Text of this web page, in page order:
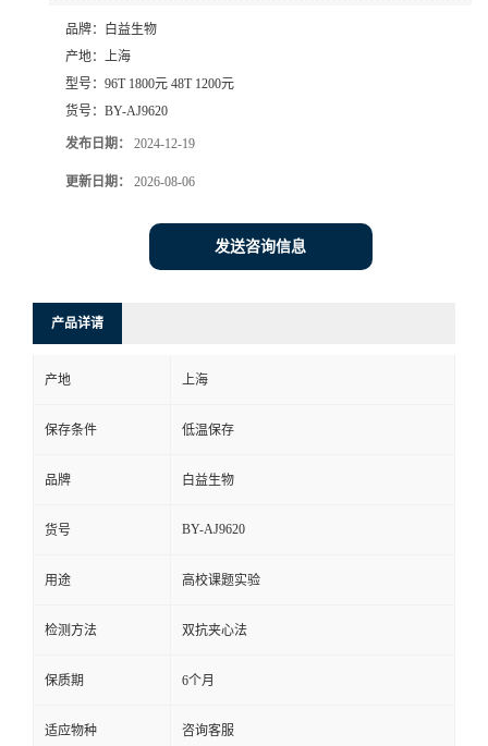
品牌：
白益生物
产地： 上海
型号： 96T 1800元 48T 1200元
货号： BY-AJ9620
发布日期： 2024-12-19
更新日期： 2026-08-06
发送咨询信息
产品详请
产地 上海
保存条件 低温保存
品牌 白益生物
货号 BY-AJ9620
用途 高校课题实验
检测方法 双抗夹心法
保质期 6个月
适应物种 咨询客服